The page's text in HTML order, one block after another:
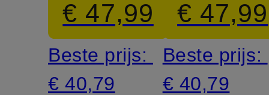
€ 47,99
Beste prijs:
€ 40,79
€ 47,99
Beste prijs:
€ 40,79